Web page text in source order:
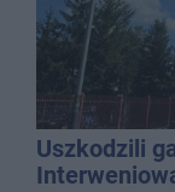
Uszkodzili